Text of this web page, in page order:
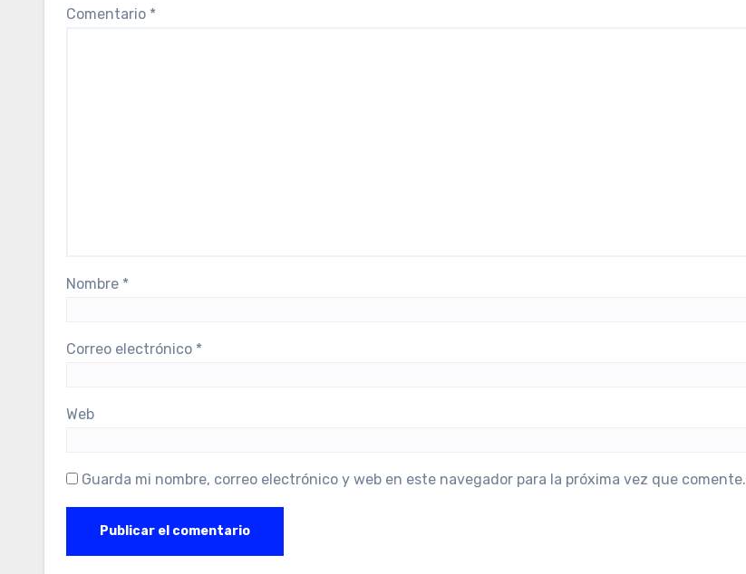
Comentario *
Nombre *
Correo electrónico *
Web
Guarda mi nombre, correo electrónico y web en este navegador para la próxima vez que comente.